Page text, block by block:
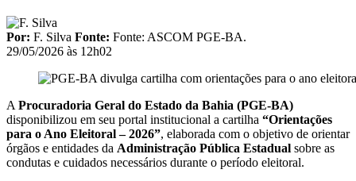
Por: F. Silva Fonte: Fonte: ASCOM PGE-BA.
29/05/2026 às 12h02
A Procuradoria Geral do Estado da Bahia (PGE-BA)
disponibilizou em seu portal institucional a cartilha “Orientações
para o Ano Eleitoral – 2026”, elaborada com o objetivo de orientar
órgãos e entidades da Administração Pública Estadual sobre as
condutas e cuidados necessários durante o período eleitoral.